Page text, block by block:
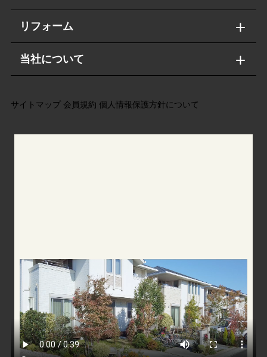
リフォーム
当社について
サイトマップ 会員規約 個人情報保護方針について